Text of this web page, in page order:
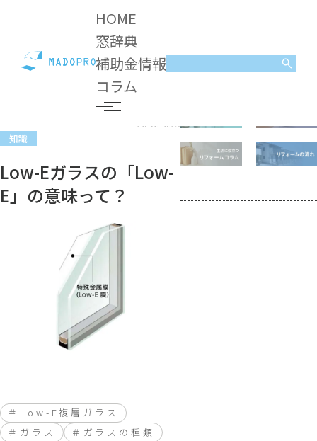
HOME
窓辞典
補助金情報
コラム
コラム
知識
Low-Eガラスの「Low-E」の意味って？
2018.10.25
知識
Low-Eガラスの「Low-
E」の意味って？
Low-E複層ガラス
ガラス
ガラスの種類